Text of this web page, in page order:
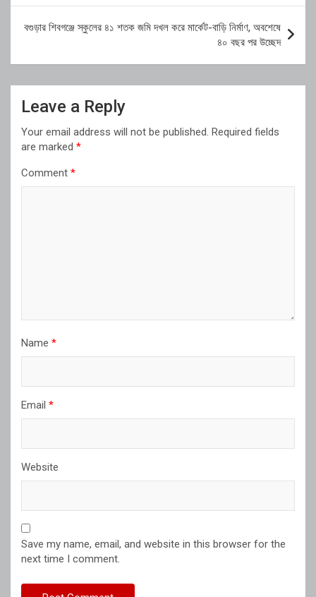
বগুড়ার শিবগঞ্জে স্কুলের ৪১ শতক জমি দখল করে মার্কেট-বাড়ি নির্মাণ, অবশেষে
৪০ বছর পর উচ্ছেদ
Leave a Reply
Your email address will not be published. Required fields
are marked *
Comment *
Name *
Email *
Website
Save my name, email, and website in this browser for the
next time I comment.